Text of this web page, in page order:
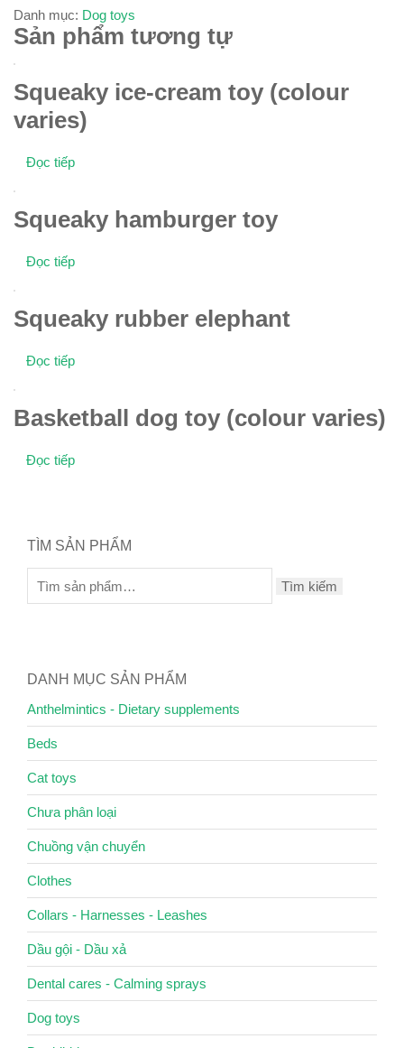
Danh mục: Dog toys
Sản phẩm tương tự
Squeaky ice-cream toy (colour
varies)
Đọc tiếp
Squeaky hamburger toy
Đọc tiếp
Squeaky rubber elephant
Đọc tiếp
Basketball dog toy (colour varies)
Đọc tiếp
TÌM SẢN PHẨM
Tìm kiếm
DANH MỤC SẢN PHẨM
Anthelmintics - Dietary supplements
Beds
Cat toys
Chưa phân loại
Chuồng vận chuyển
Clothes
Collars - Harnesses - Leashes
Dầu gội - Dầu xả
Dental cares - Calming sprays
Dog toys